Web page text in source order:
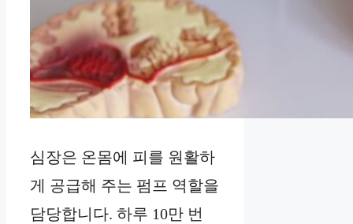
심장은 온몸에 피를 원활하
게 공급해 주는 펌프 역할을
담당합니다. 하루 10만 번